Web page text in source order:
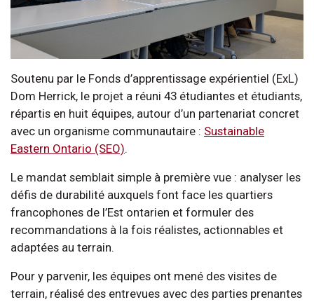
Soutenu par le Fonds d’apprentissage expérientiel (ExL)
Dom Herrick, le projet a réuni 43 étudiantes et étudiants,
répartis en huit équipes, autour d’un partenariat concret
avec un organisme communautaire : Sustainable
Eastern Ontario (SEO).
Le mandat semblait simple à première vue : analyser les
défis de durabilité auxquels font face les quartiers
francophones de l’Est ontarien et formuler des
recommandations à la fois réalistes, actionnables et
adaptées au terrain.
Pour y parvenir, les équipes ont mené des visites de
terrain, réalisé des entrevues avec des parties prenantes